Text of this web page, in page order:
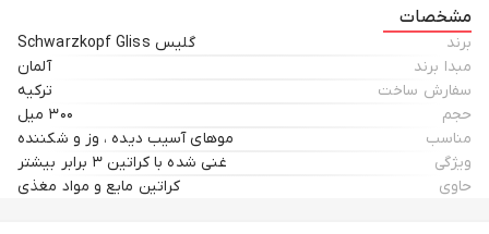
ترکیبات اصلی این ماسک شامل گلیسرین، عصاره‌های گیاهی مانند آلوئه ورا،
روغن‌های طبیعی مانند روغن زیتون و آرگان و ویتامین‌های مختلف مانند
ویتامین E است. این ترکیبات باعث تقویت موها، حفظ رطوبت آن‌ها و بهبود
مشخصات
برند
گلیس Schwarzkopf Gliss
مبدا برند
آلمان
سفارش ساخت
ترکیه
حجم
۳۰۰ میل
مناسب
موهای آسیب دیده ، وز و شکننده
ویژگی
غنی شده با کراتین ۳ برابر بیشتر
حاوی
کراتین مایع و مواد مغذی